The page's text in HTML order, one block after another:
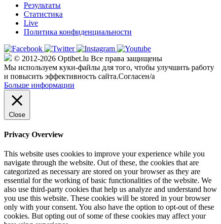
Результаты
Статистика
Live
Политика конфиденциальности
© 2012-2026 Optibet.lu Все права защищены
Мы используем куки-файлы для того, чтобы улучшить работу
и повысить эффективность сайта.Согласен/а
Больше информации
Close
Privacy Overview
This website uses cookies to improve your experience while you
navigate through the website. Out of these, the cookies that are
categorized as necessary are stored on your browser as they are
essential for the working of basic functionalities of the website. We
also use third-party cookies that help us analyze and understand how
you use this website. These cookies will be stored in your browser
only with your consent. You also have the option to opt-out of these
cookies. But opting out of some of these cookies may affect your